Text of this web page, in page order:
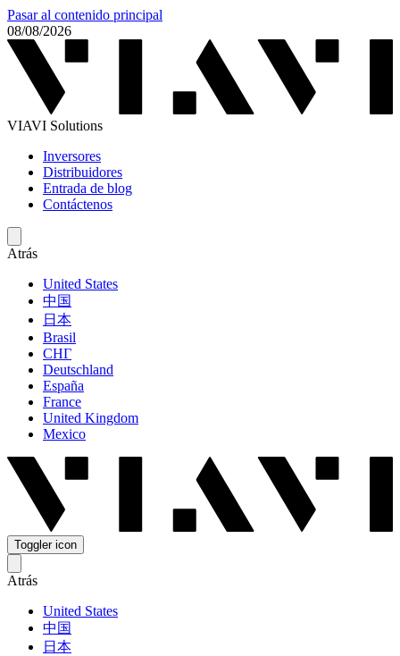
Pasar al contenido principal
08/08/2026
VIAVI Solutions
Inversores
Distribuidores
Entrada de blog
Contáctenos
Atrás
United States
中国
日本
Brasil
СНГ
Deutschland
España
France
United Kingdom
Mexico
Toggler icon
Atrás
United States
中国
日本